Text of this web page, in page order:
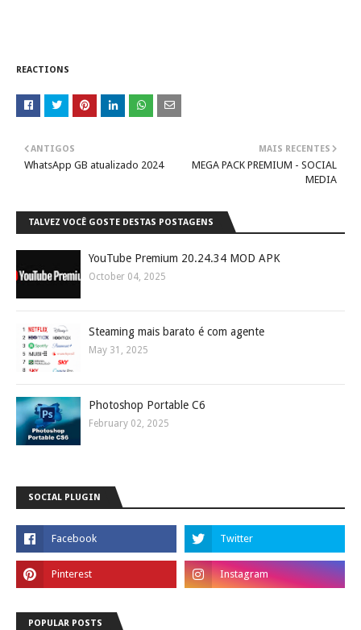
REACTIONS
MAIS RECENTES
MEGA PACK PREMIUM - SOCIAL
MEDIA
ANTIGOS
WhatsApp GB atualizado 2024
TALVEZ VOCÊ GOSTE DESTAS POSTAGENS
YouTube Premium 20.24.34 MOD APK
October 04, 2025
Steaming mais barato é com agente
May 31, 2025
Photoshop Portable C6
February 02, 2025
SOCIAL PLUGIN
POPULAR POSTS